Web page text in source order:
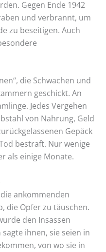
Gegen Ende 1942
und verbrannt, um
zu beseitigen. Auch
die Schwachen und
geschickt. An
Jedes Vergehen
von Nahrung, Geld
Gepäck
bestraft. Nur wenige
als einige Monate.
ankommenden
die Opfer zu täuschen.
den Insassen
ihnen, sie seien in
von wo sie in